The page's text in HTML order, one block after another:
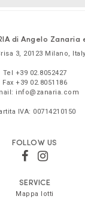
di Angelo Zanaria
3, 20123 Milano, Italy
Tel +39 02.8052427
Fax +39 02.8051186
info@zanaria.com
IVA: 00714210150
FOLLOW US
SERVICE
Mappa lotti